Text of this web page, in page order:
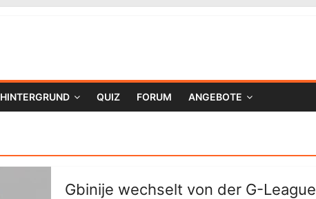
HINTERGRUND QUIZ FORUM ANGEBOTE
Gbinije wechselt von der G-League